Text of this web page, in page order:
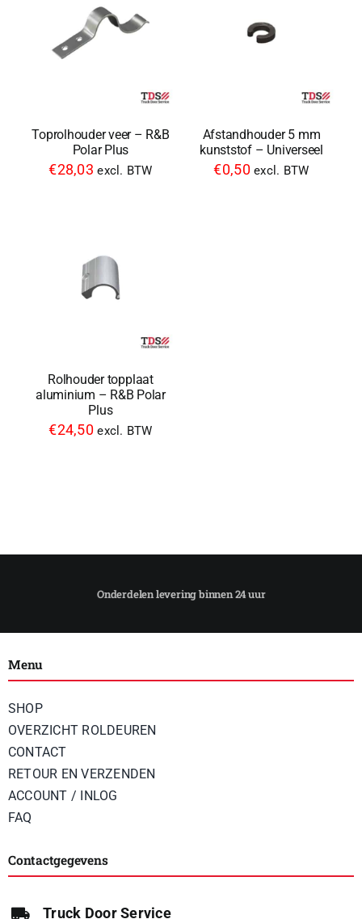
Toprolhouder veer – R&B
Polar Plus
€28,03 excl. BTW
Afstandhouder 5 mm
kunststof – Universeel
€0,50 excl. BTW
Rolhouder topplaat
aluminium – R&B Polar
Plus
€24,50 excl. BTW
Menu
SHOP
OVERZICHT ROLDEUREN
CONTACT
RETOUR EN VERZENDEN
ACCOUNT / INLOG
FAQ
Contactgegevens
Truck Door Service